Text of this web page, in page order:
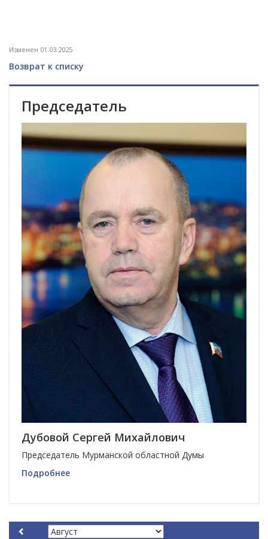
Изменен 01.03.2025
Возврат к списку
Председатель
Дубовой Сергей Михайлович
Председатель Мурманской областной Думы
Подробнее